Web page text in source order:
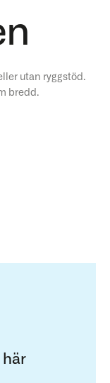
utan ryggstöd.
bredd.
här